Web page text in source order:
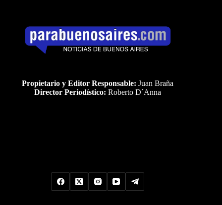
Propietario y Editor Responsable: Juan Braña
Director Periodístico: Roberto D´Anna